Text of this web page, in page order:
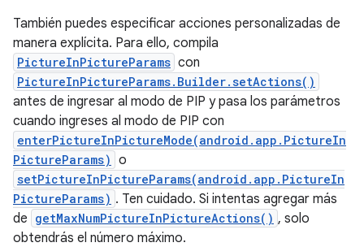
También puedes especificar acciones personalizadas de
manera explícita. Para ello, compila
PictureInPictureParams con
PictureInPictureParams.Builder.setActions()
antes de ingresar al modo de PIP y pasa los parámetros
cuando ingreses al modo de PIP con
enterPictureInPictureMode(android.app.PictureIn
PictureParams) o
setPictureInPictureParams(android.app.PictureIn
PictureParams) . Ten cuidado. Si intentas agregar más
de getMaxNumPictureInPictureActions() , solo
obtendrás el número máximo.